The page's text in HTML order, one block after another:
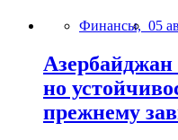
Финансы, 05
но
прежнему